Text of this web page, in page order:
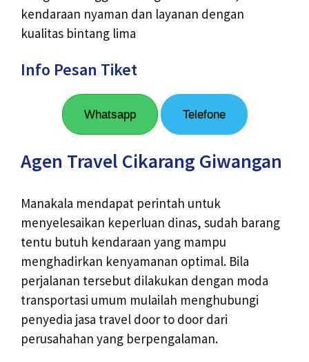
kendaraan nyaman dan layanan dengan
kualitas bintang lima
Info Pesan Tiket
Whatsapp Telefone
Agen Travel Cikarang Giwangan
Manakala mendapat perintah untuk
menyelesaikan keperluan dinas, sudah barang
tentu butuh kendaraan yang mampu
menghadirkan kenyamanan optimal. Bila
perjalanan tersebut dilakukan dengan moda
transportasi umum mulailah menghubungi
penyedia jasa travel door to door dari
perusahahan yang berpengalaman.